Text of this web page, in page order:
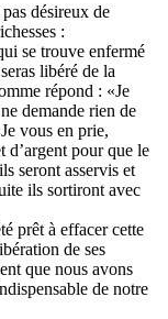
désireux de
:
se trouve enfermé
libéré de la
répond : «Je
demande rien de
vous en prie,
d’argent pour que le
seront asservis et
ils sortiront avec
prêt à effacer cette
de ses
que nous avons
de notre